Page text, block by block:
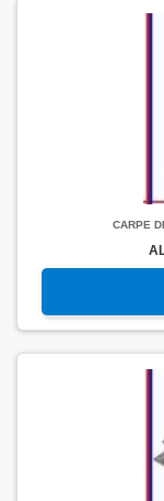
CARPE